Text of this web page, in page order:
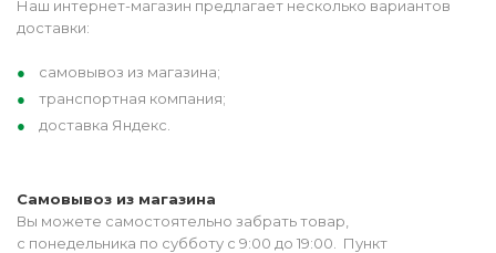
Наш интернет-магазин предлагает несколько вариантов
доставки:
самовывоз из магазина;
транспортная компания;
доставка Яндекс.
Самовывоз из магазина
Вы можете самостоятельно забрать товар,
с понедельника по субботу с 9:00 до 19:00. Пункт